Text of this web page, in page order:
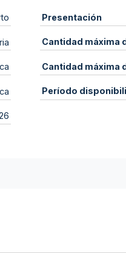
Presentación
Cantidad máxima
Cantidad máxima
Período